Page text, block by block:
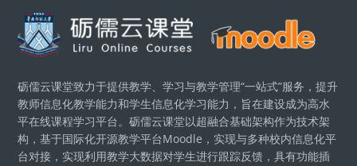
版块
砺儒云课堂致力于提供教学、学习与教学管理“一站式”服务，提升
教师信息化教学能力和学生信息化学习能力，旨在建设成为高水
平在线课程学习平台。砺儒云课堂以超融合基础架构作为技术架
构，基于国际化开源教学平台Moodle，实现与多种校内信息化平
台对接，实现利用教学大数据对学生进行跟踪反馈，具有功能插